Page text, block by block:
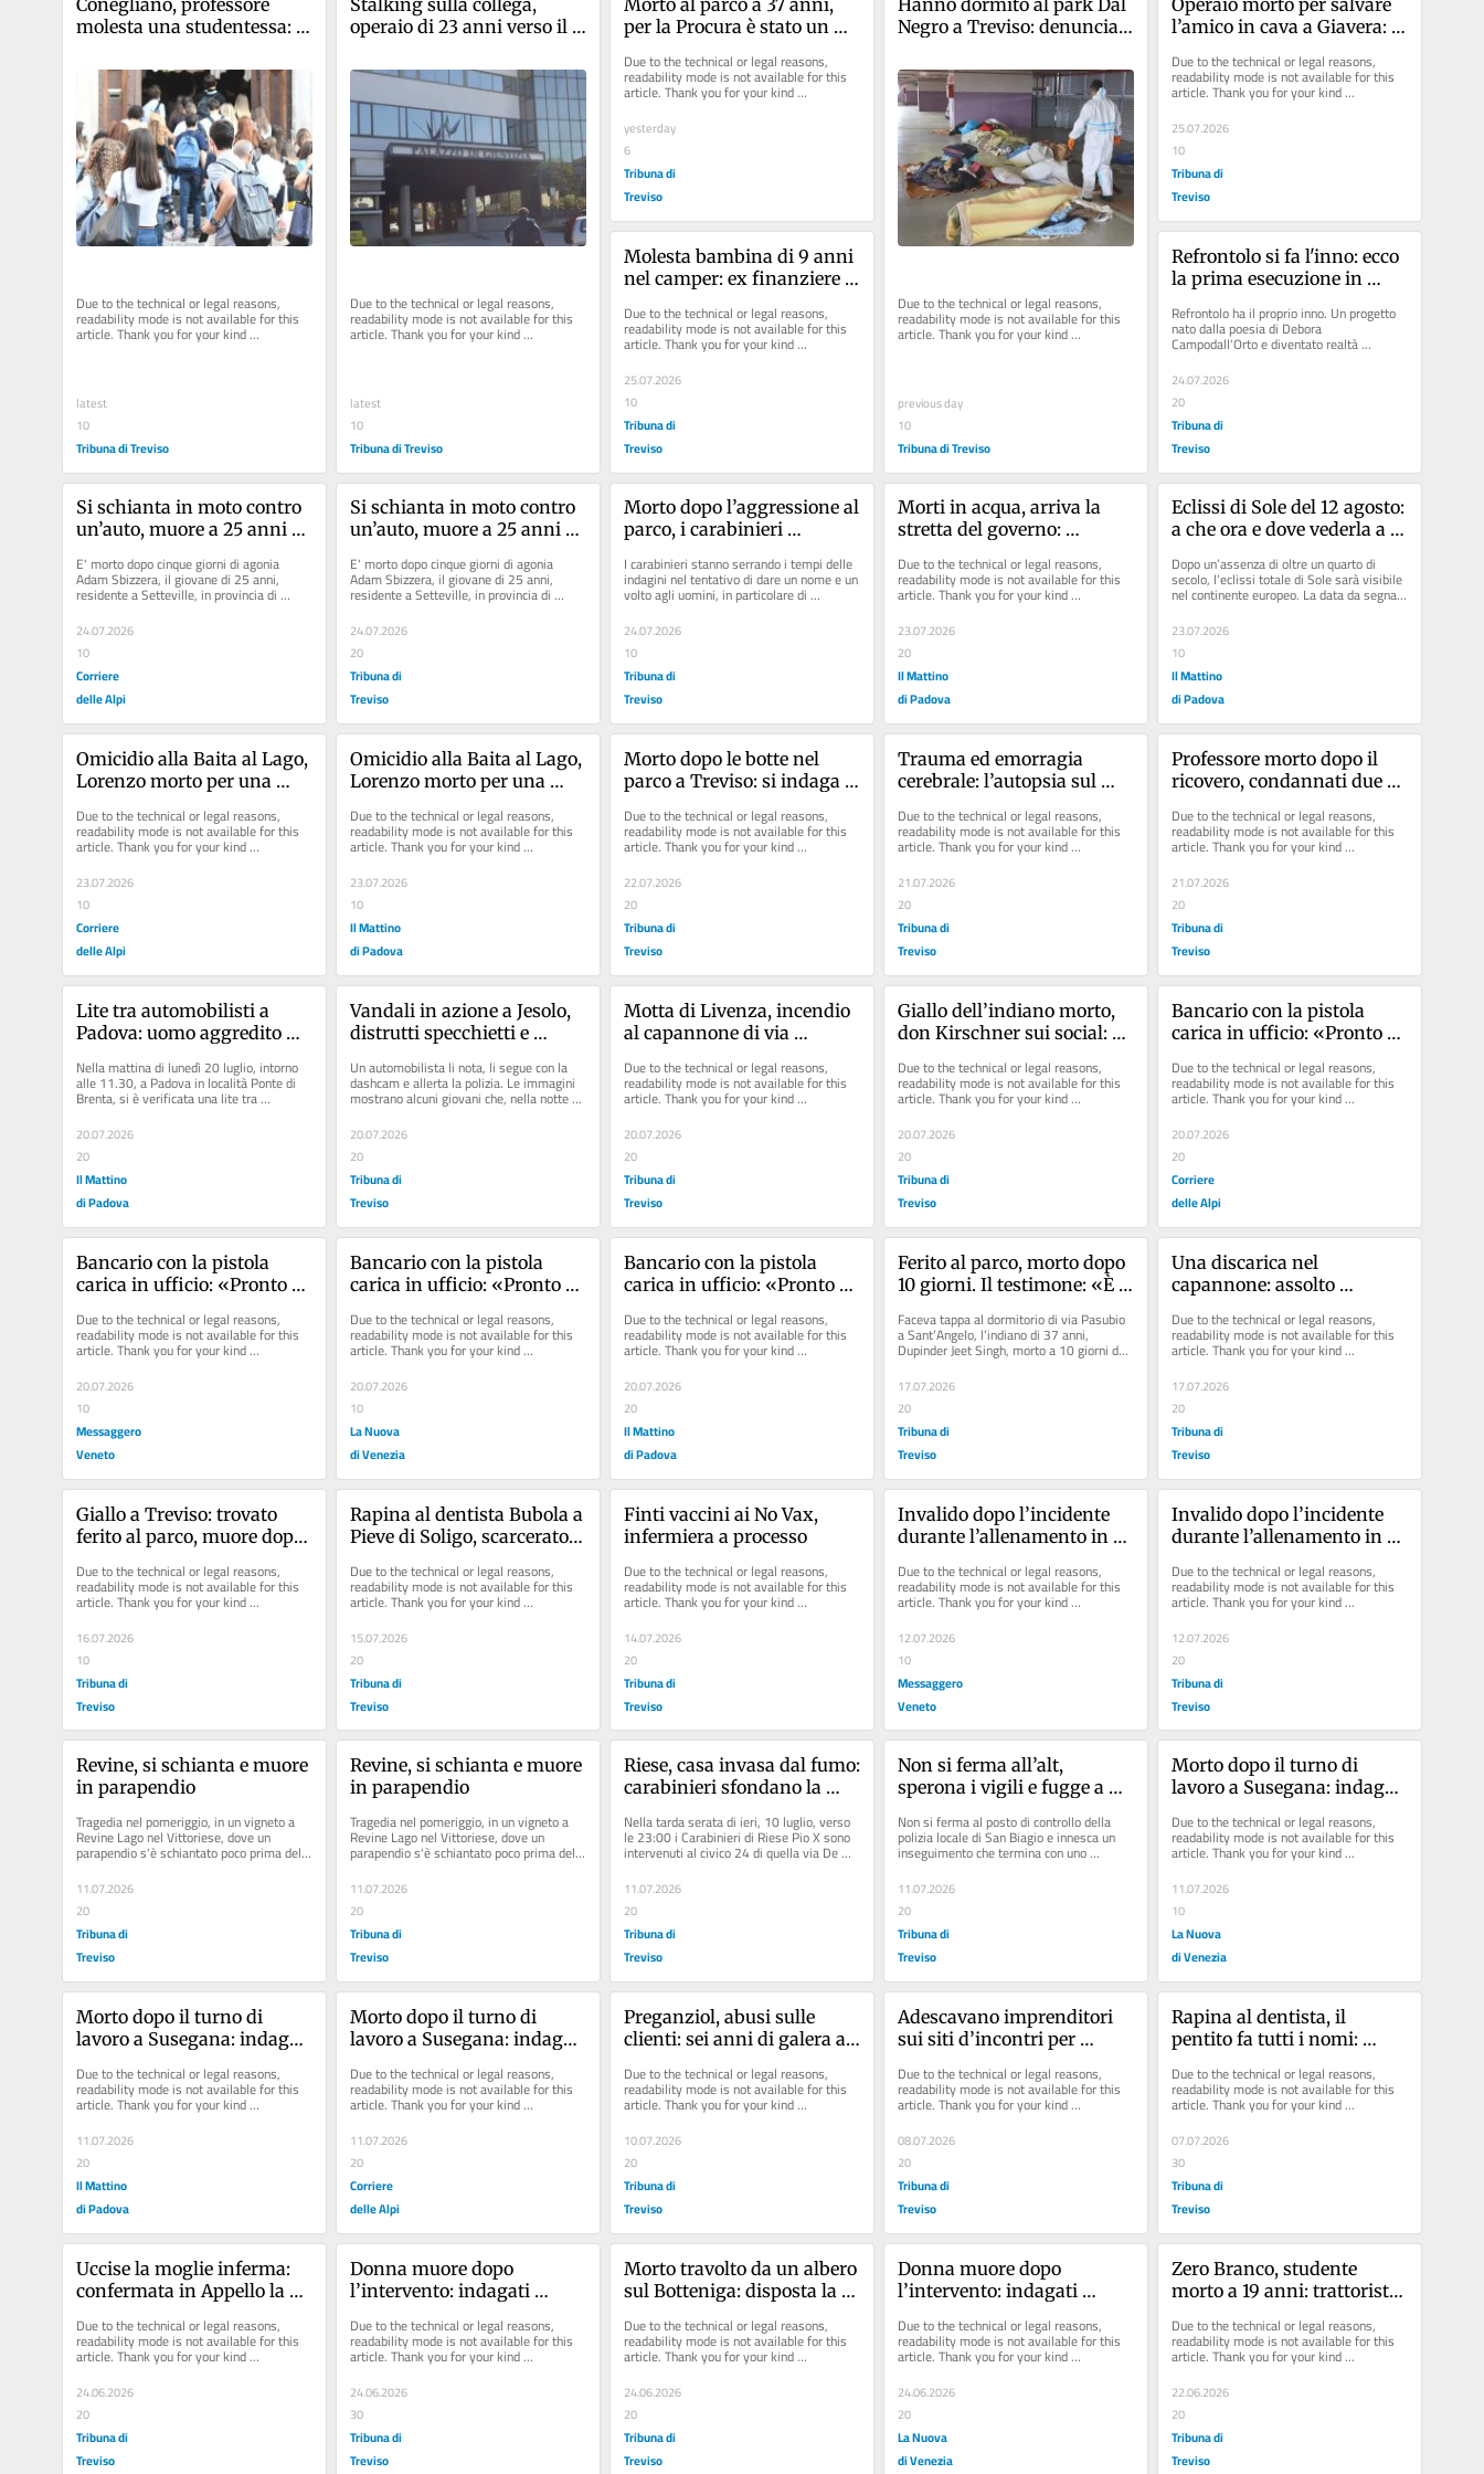
molesta una studentessa:
Due to the technical or legal reasons,
readability mode is not available for this
article. Thank you for your kind
understanding.
latest
10
Tribuna di Treviso
operaio di 23 anni verso il
Due to the technical or legal reasons,
readability mode is not available for this
article. Thank you for your kind
understanding.
latest
10
Tribuna di Treviso
per la Procura è stato un
Due to the technical or legal reasons,
readability mode is not available for this
article. Thank you for your kind
understanding.
yesterday
6
Tribuna di
Treviso
Negro a Treviso: denunciati
Due to the technical or legal reasons,
readability mode is not available for this
article. Thank you for your kind
understanding.
previous day
10
Tribuna di Treviso
l’amico in cava a Giavera:
Inerti
Due to the technical or legal reasons,
readability mode is not available for this
article. Thank you for your kind
understanding.
25.07.2026
10
Tribuna di
Treviso
Molesta bambina di 9 anni
nel camper: ex finanziere
Due to the technical or legal reasons,
readability mode is not available for this
article. Thank you for your kind
understanding.
25.07.2026
10
Tribuna di
Treviso
Refrontolo si fa l'inno: ecco
la prima esecuzione in
Refrontolo ha il proprio inno. Un progetto
nato dalla poesia di Debora
Campodall'Orto e diventato realtà
grazie alla direttrice della...
24.07.2026
20
Tribuna di
Treviso
Si schianta in moto contro
un’auto, muore a 25 anni
agonia
E' morto dopo cinque giorni di agonia
Adam Sbizzera, il giovane di 25 anni,
residente a Setteville, in provincia di
Belluno, che domenica...
24.07.2026
10
Corriere
delle Alpi
Si schianta in moto contro
un’auto, muore a 25 anni
agonia
E' morto dopo cinque giorni di agonia
Adam Sbizzera, il giovane di 25 anni,
residente a Setteville, in provincia di
Belluno, che domenica...
24.07.2026
20
Tribuna di
Treviso
Morto dopo l’aggressione al
parco, i carabinieri
telefonici
I carabinieri stanno serrando i tempi delle
indagini nel tentativo di dare un nome e un
volto agli uomini, in particolare di
nazionalità indiana, che...
24.07.2026
10
Tribuna di
Treviso
Morti in acqua, arriva la
stretta del governo:
pubbliche chiuse senza
bocchettoni a norma»
Due to the technical or legal reasons,
readability mode is not available for this
article. Thank you for your kind
understanding.
23.07.2026
20
Il Mattino
di Padova
Eclissi di Sole del 12 agosto:
a che ora e dove vederla a
Dopo un’assenza di oltre un quarto di
secolo, l’eclissi totale di Sole sarà visibile
nel continente europeo. La data da segnare
23.07.2026
10
Il Mattino
di Padova
Omicidio alla Baita al Lago,
Lorenzo morto per una
testimoni
Due to the technical or legal reasons,
readability mode is not available for this
article. Thank you for your kind
understanding.
23.07.2026
10
Corriere
delle Alpi
Omicidio alla Baita al Lago,
Lorenzo morto per una
testimoni
Due to the technical or legal reasons,
readability mode is not available for this
article. Thank you for your kind
understanding.
23.07.2026
10
Il Mattino
di Padova
Morto dopo le botte nel
parco a Treviso: si indaga
Due to the technical or legal reasons,
readability mode is not available for this
article. Thank you for your kind
understanding.
22.07.2026
20
Tribuna di
Treviso
Trauma ed emorragia
cerebrale: l’autopsia sul
pista del delitto
Due to the technical or legal reasons,
readability mode is not available for this
article. Thank you for your kind
understanding.
21.07.2026
20
Tribuna di
Treviso
Professore morto dopo il
ricovero, condannati due
Due to the technical or legal reasons,
readability mode is not available for this
article. Thank you for your kind
understanding.
21.07.2026
20
Tribuna di
Treviso
Lite tra automobilisti a
Padova: uomo aggredito
Nella mattina di lunedì 20 luglio, intorno
alle 11.30, a Padova in località Ponte di
Brenta, si è verificata una lite tra
automobilisti. Durante...
20.07.2026
20
Il Mattino
di Padova
Vandali in azione a Jesolo,
distrutti specchietti e
Un automobilista li nota, li segue con la
dashcam e allerta la polizia. Le immagini
mostrano alcuni giovani che, nella notte
tra via Pindemonte e le...
20.07.2026
20
Tribuna di
Treviso
Motta di Livenza, incendio
al capannone di via
doloso
Due to the technical or legal reasons,
readability mode is not available for this
article. Thank you for your kind
understanding.
20.07.2026
20
Tribuna di
Treviso
Giallo dell’indiano morto,
don Kirschner sui social:
Due to the technical or legal reasons,
readability mode is not available for this
article. Thank you for your kind
understanding.
20.07.2026
20
Tribuna di
Treviso
Bancario con la pistola
carica in ufficio: «Pronto a
colleghi»
Due to the technical or legal reasons,
readability mode is not available for this
article. Thank you for your kind
understanding.
20.07.2026
20
Corriere
delle Alpi
Bancario con la pistola
carica in ufficio: «Pronto a
colleghi»
Due to the technical or legal reasons,
readability mode is not available for this
article. Thank you for your kind
understanding.
20.07.2026
10
Messaggero
Veneto
Bancario con la pistola
carica in ufficio: «Pronto a
colleghi»
Due to the technical or legal reasons,
readability mode is not available for this
article. Thank you for your kind
understanding.
20.07.2026
10
La Nuova
di Venezia
Bancario con la pistola
carica in ufficio: «Pronto a
colleghi»
Due to the technical or legal reasons,
readability mode is not available for this
article. Thank you for your kind
understanding.
20.07.2026
20
Il Mattino
di Padova
Ferito al parco, morto dopo
10 giorni. Il testimone: «È
Faceva tappa al dormitorio di via Pasubio
a Sant’Angelo, l’indiano di 37 anni,
Dupinder Jeet Singh, morto a 10 giorni dal
suo ricovero...
17.07.2026
20
Tribuna di
Treviso
Una discarica nel
capannone: assolto
Giavera
Due to the technical or legal reasons,
readability mode is not available for this
article. Thank you for your kind
understanding.
17.07.2026
20
Tribuna di
Treviso
Giallo a Treviso: trovato
ferito al parco, muore dopo
Due to the technical or legal reasons,
readability mode is not available for this
article. Thank you for your kind
understanding.
16.07.2026
10
Tribuna di
Treviso
Rapina al dentista Bubola a
Pieve di Soligo, scarcerato il
confessione
Due to the technical or legal reasons,
readability mode is not available for this
article. Thank you for your kind
understanding.
15.07.2026
20
Tribuna di
Treviso
Finti vaccini ai No Vax,
infermiera a processo
Due to the technical or legal reasons,
readability mode is not available for this
article. Thank you for your kind
understanding.
14.07.2026
20
Tribuna di
Treviso
Invalido dopo l’incidente
durante l’allenamento in
Due to the technical or legal reasons,
readability mode is not available for this
article. Thank you for your kind
understanding.
12.07.2026
10
Messaggero
Veneto
Invalido dopo l’incidente
durante l’allenamento in
Due to the technical or legal reasons,
readability mode is not available for this
article. Thank you for your kind
understanding.
12.07.2026
20
Tribuna di
Treviso
Revine, si schianta e muore
in parapendio
Tragedia nel pomeriggio, in un vigneto a
Revine Lago nel Vittoriese, dove un
parapendio s'è schiantato poco prima delle
16. Per il pilota non...
11.07.2026
20
Tribuna di
Treviso
Revine, si schianta e muore
in parapendio
Tragedia nel pomeriggio, in un vigneto a
Revine Lago nel Vittoriese, dove un
parapendio s'è schiantato poco prima delle
16. Per il pilota non...
11.07.2026
20
Tribuna di
Treviso
Riese, casa invasa dal fumo:
carabinieri sfondano la
Nella tarda serata di ieri, 10 luglio, verso
le 23:00 i Carabinieri di Riese Pio X sono
intervenuti al civico 24 di quella via De
11.07.2026
20
Tribuna di
Treviso
Non si ferma all’alt,
sperona i vigili e fugge a
pirata
Non si ferma al posto di controllo della
polizia locale di San Biagio e innesca un
inseguimento che termina con uno
speronamento del furgone di...
11.07.2026
20
Tribuna di
Treviso
Morto dopo il turno di
lavoro a Susegana: indagati
dell’azienda
Due to the technical or legal reasons,
readability mode is not available for this
article. Thank you for your kind
understanding.
11.07.2026
10
La Nuova
di Venezia
Morto dopo il turno di
lavoro a Susegana: indagati
dell’azienda
Due to the technical or legal reasons,
readability mode is not available for this
article. Thank you for your kind
understanding.
11.07.2026
20
Il Mattino
di Padova
Morto dopo il turno di
lavoro a Susegana: indagati
dell’azienda
Due to the technical or legal reasons,
readability mode is not available for this
article. Thank you for your kind
understanding.
11.07.2026
20
Corriere
delle Alpi
Preganziol, abusi sulle
clienti: sei anni di galera al
Due to the technical or legal reasons,
readability mode is not available for this
article. Thank you for your kind
understanding.
10.07.2026
20
Tribuna di
Treviso
Adescavano imprenditori
sui siti d’incontri per
processo
Due to the technical or legal reasons,
readability mode is not available for this
article. Thank you for your kind
understanding.
08.07.2026
20
Tribuna di
Treviso
Rapina al dentista, il
pentito fa tutti i nomi:
bottino di 50.000 euro»
Due to the technical or legal reasons,
readability mode is not available for this
article. Thank you for your kind
understanding.
07.07.2026
30
Tribuna di
Treviso
Uccise la moglie inferma:
confermata in Appello la
Due to the technical or legal reasons,
readability mode is not available for this
article. Thank you for your kind
understanding.
24.06.2026
20
Tribuna di
Treviso
Donna muore dopo
l’intervento: indagati
Due to the technical or legal reasons,
readability mode is not available for this
article. Thank you for your kind
understanding.
24.06.2026
30
Tribuna di
Treviso
Morto travolto da un albero
sul Botteniga: disposta la
Due to the technical or legal reasons,
readability mode is not available for this
article. Thank you for your kind
understanding.
24.06.2026
20
Tribuna di
Treviso
Donna muore dopo
l’intervento: indagati
Due to the technical or legal reasons,
readability mode is not available for this
article. Thank you for your kind
understanding.
24.06.2026
20
La Nuova
di Venezia
Zero Branco, studente
morto a 19 anni: trattorista
stradale
Due to the technical or legal reasons,
readability mode is not available for this
article. Thank you for your kind
understanding.
22.06.2026
20
Tribuna di
Treviso